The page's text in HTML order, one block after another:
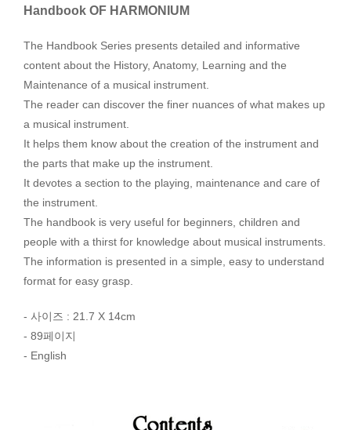
Handbook OF HARMONIUM
The Handbook Series presents detailed and informative
content about the History, Anatomy, Learning and the
Maintenance of a musical instrument.
The reader can discover the finer nuances of what makes up
a musical instrument.
It helps them know about the creation of the instrument and
the parts that make up the instrument.
It devotes a section to the playing, maintenance and care of
the instrument.
The handbook is very useful for beginners, children and
people with a thirst for knowledge about musical instruments.
The information is presented in a simple, easy to understand
format for easy grasp.
- 사이즈 : 21.7 X 14cm
- 89페이지
- English